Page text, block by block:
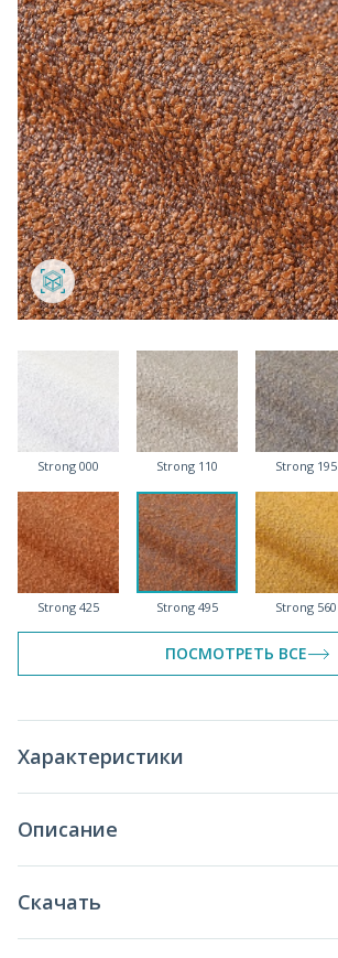
Strong 000 Strong 110 Strong 195
Strong 425 Strong 495 Strong 560
ПОСМОТРЕТЬ ВСЕ
Характеристики
Описание
Скачать